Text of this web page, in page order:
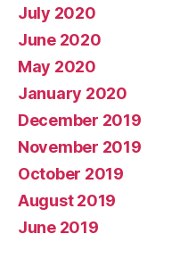
July 2020
June 2020
May 2020
January 2020
December 2019
November 2019
October 2019
August 2019
June 2019